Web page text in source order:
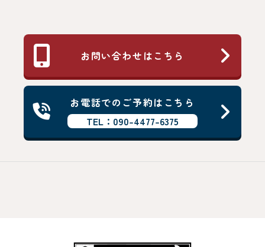
お問い合わせはこちら
お電話でのご予約はこちら
TEL：090-4477-6375